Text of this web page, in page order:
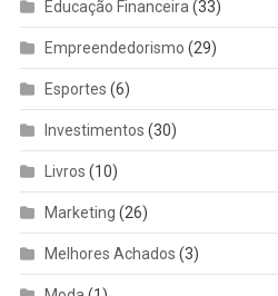
Educação Financeira (33)
Empreendedorismo (29)
Esportes (6)
Investimentos (30)
Livros (10)
Marketing (26)
Melhores Achados (3)